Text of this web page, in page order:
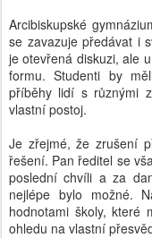
Arcibiskupské
se zavazuje předávat i
je otevřená diskuzi, ale
formu. Studenti by
příběhy lidí s různými
vlastní postoj.
Je zřejmé, že zrušení
řešení. Pan ředitel se
poslední chvíli a za
nejlépe bylo možné.
hodnotami školy, které
ohledu na vlastní